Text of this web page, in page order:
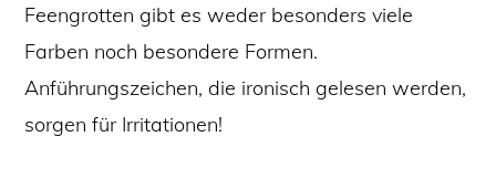
Feengrotten gibt es weder besonders viele
Farben noch besondere Formen.
Anführungszeichen, die ironisch gelesen werden,
sorgen für Irritationen!